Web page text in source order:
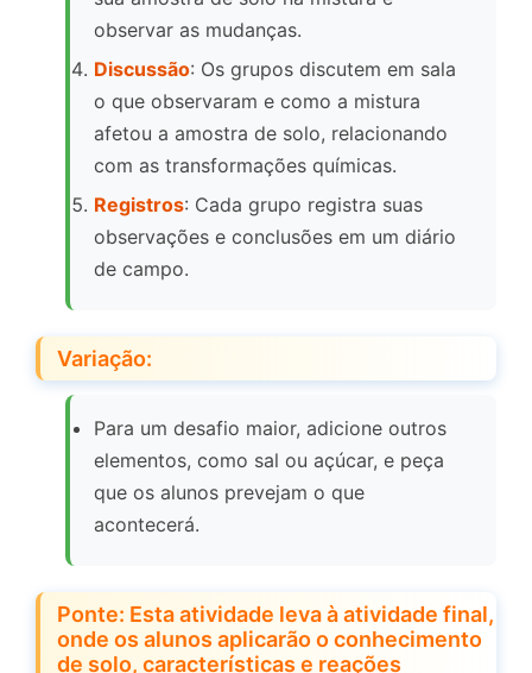
observar as mudanças.
Discussão: Os grupos discutem em sala
o que observaram e como a mistura
afetou a amostra de solo, relacionando
com as transformações químicas.
Registros: Cada grupo registra suas
observações e conclusões em um diário
de campo.
Variação:
Para um desafio maior, adicione outros
elementos, como sal ou açúcar, e peça
que os alunos prevejam o que
acontecerá.
Ponte: Esta atividade leva à atividade final,
onde os alunos aplicarão o conhecimento
de solo, características e reações